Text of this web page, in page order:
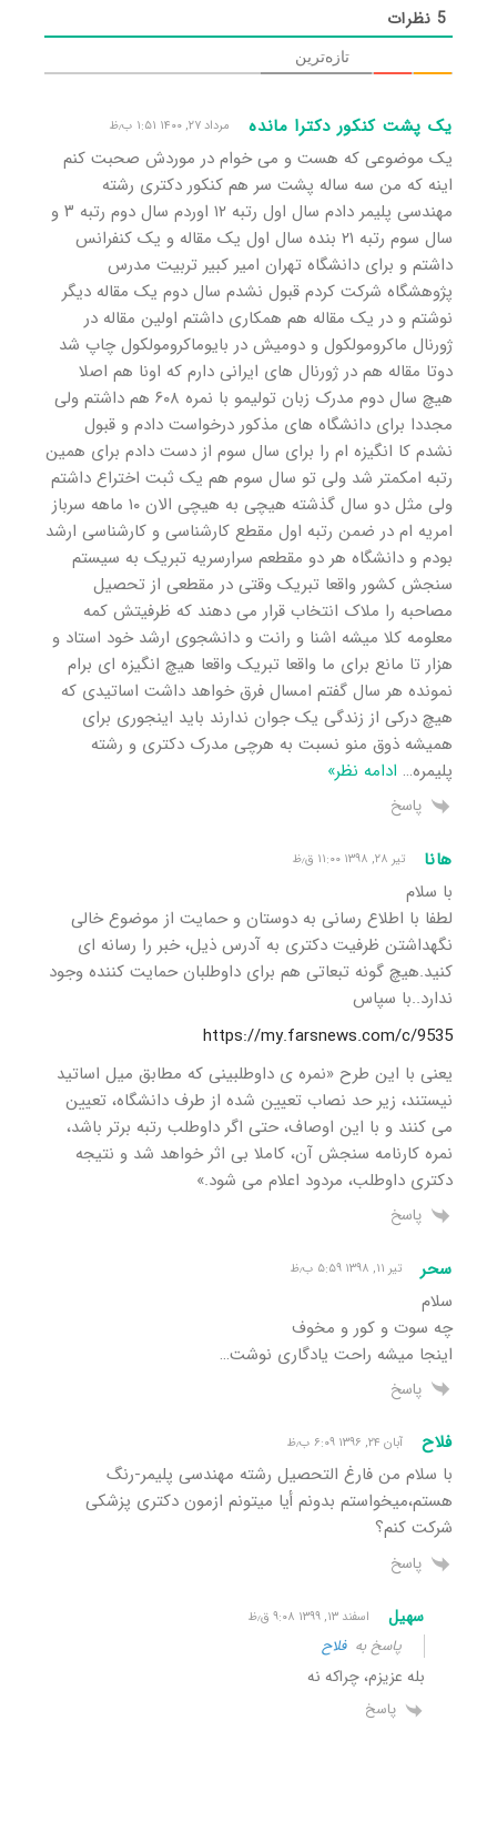
5 نظرات
تازه‌ترین
یک پشت کنکور دکترا مانده مرداد ۲۷, ۱۴۰۰ ۱:۵۱ ب٫ظ
یک موضوعی که هست و می خوام در موردش صحبت کنم
اینه که من سه ساله پشت سر هم کنکور دکتری رشته
مهندسی پلیمر دادم سال اول رتبه ۱۲ اوردم سال دوم رتبه ۳ و
سال سوم رتبه ۲۱ بنده سال اول یک مقاله و یک کنفرانس
داشتم و برای دانشگاه تهران امیر کبیر تربیت مدرس
پژوهشگاه شرکت کردم قبول نشدم سال دوم یک مقاله دیگر
نوشتم و در یک مقاله هم همکاری داشتم اولین مقاله در
ژورنال ماکرومولکول و دومیش در بایوماکرومولکول چاپ شد
دوتا مقاله هم در ژورنال های ایرانی دارم که اونا هم اصلا
هیچ سال دوم مدرک زبان تولیمو با نمره ۶۰۸ هم داشتم ولی
مجددا برای دانشگاه های مذکور درخواست دادم و قبول
نشدم کا انگیزه ام را برای سال سوم از دست دادم برای همین
رتبه امکمتر شد ولی تو سال سوم هم یک ثبت اختراع داشتم
ولی مثل دو سال گذشته هیچی به هیچی الان ۱۰ ماهه سرباز
امریه ام در ضمن رتبه اول مقطع کارشناسی و کارشناسی ارشد
بودم و دانشگاه هر دو مقطعم سرارسریه تبریک به سیستم
سنجش کشور واقعا تبریک وقتی در مقطعی از تحصیل
مصاحبه را ملاک انتخاب قرار می دهند که ظرفیتش کمه
معلومه کلا میشه اشنا و رانت و دانشجوی ارشد خود استاد و
هزار تا مانع برای ما واقعا تبریک واقعا هیچ انگیزه ای برام
نمونده هر سال گفتم امسال فرق خواهد داشت اساتیدی که
هیچ درکی از زندگی یک جوان ندارند باید اینجوری برای
همیشه ذوق منو نسبت به هرچی مدرک دکتری و رشته
پلیمره… ادامه نظر»
پاسخ
هانا تیر ۲۸, ۱۳۹۸ ۱۱:۰۰ ق٫ظ
با سلام
لطفا با اطلاع رسانی به دوستان و حمایت از موضوع خالی
نگهداشتن ظرفیت دکتری به آدرس ذیل، خبر را رسانه ای
کنید.هیچ گونه تبعاتی هم برای داوطلبان حمایت کننده وجود
ندارد..با سپاس
https://my.farsnews.com/c/9535
یعنی با این طرح «نمره ی داوطلبینی که مطابق میل اساتید
نیستند، زیر حد نصاب تعیین شده از طرف دانشگاه، تعیین
می کنند و با این اوصاف، حتی اگر داوطلب رتبه برتر باشد،
نمره کارنامه سنجش آن، کاملا بی اثر خواهد شد و نتیجه
دکتری داوطلب، مردود اعلام می شود.»
پاسخ
سحر تیر ۱۱, ۱۳۹۸ ۵:۵۹ ب٫ظ
سلام
چه سوت و کور و مخوف
اینجا میشه راحت یادگاری نوشت…
پاسخ
فلاح آبان ۲۴, ۱۳۹۶ ۶:۰۹ ب٫ظ
با سلام من فارغ التحصیل رشته مهندسی پلیمر-رنگ
هستم،میخواستم بدونم أیا میتونم ازمون دکتری پزشکی
شرکت کنم؟
پاسخ
سهیل اسفند ۱۳, ۱۳۹۹ ۹:۰۸ ق٫ظ
پاسخ بهفلاح
بله عزیزم، چراکه نه
پاسخ